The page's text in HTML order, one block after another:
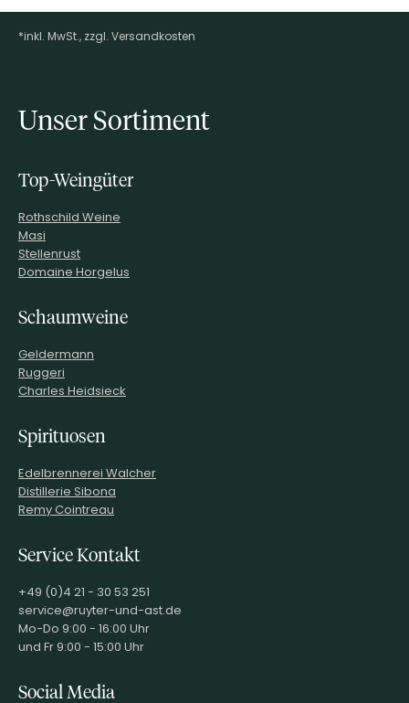
Footer-Menü
*inkl. MwSt., zzgl. Versandkosten
Unser Sortiment
Top-Weingüter
Rothschild Weine
Masi
Stellenrust
Domaine Horgelus
Schaumweine
Geldermann
Ruggeri
Charles Heidsieck
Spirituosen
Edelbrennerei Walcher
Distillerie Sibona
Remy Cointreau
Service Kontakt
+49 (0)4 21 - 30 53 251
service@ruyter-und-ast.de
Mo-Do 9:00 - 16:00 Uhr
und Fr 9:00 - 15:00 Uhr
Social Media